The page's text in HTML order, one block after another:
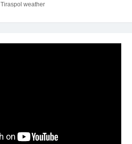
Tiraspol weather